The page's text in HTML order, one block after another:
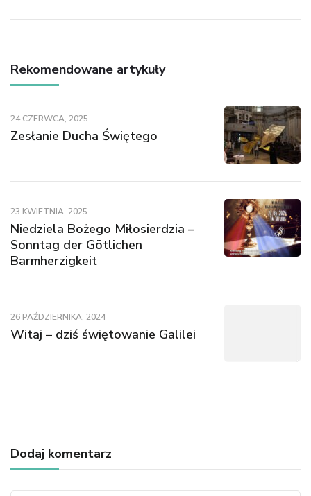
Rekomendowane artykuły
24 CZERWCA, 2025
Zesłanie Ducha Świętego
23 KWIETNIA, 2025
Niedziela Bożego Miłosierdzia –
Sonntag der Götlichen
Barmherzigkeit
26 PAŹDZIERNIKA, 2024
Witaj – dziś świętowanie Galilei
Dodaj komentarz